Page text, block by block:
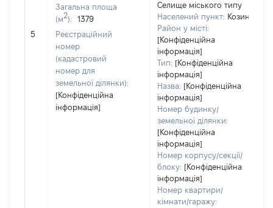
5
Загальна площа
(м2):
1379
Реєстраційний
номер
(кадастровий
номер для
земельної ділянки):
[Конфіденційна
інформація]
Селище міського типу
Населений пункт: Козин
Район у місті:
[Конфіденційна
інформація]
Тип: [Конфіденційна
інформація]
Назва: [Конфіденційна
інформація]
Номер будинку/
земельної ділянки:
[Конфіденційна
інформація]
Номер корпусу/секції/
блоку: [Конфіденційна
інформація]
Номер квартири/
кімнати/гаражу: